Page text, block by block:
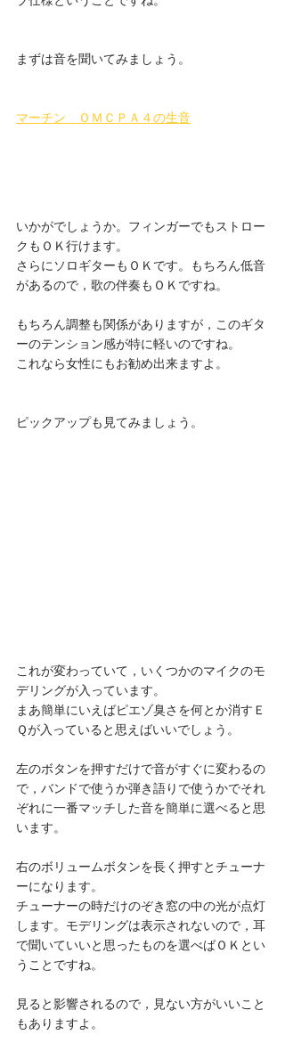
まずは音を聞いてみましょう。
マーチン　ＯＭＣＰＡ４の生音
いかがでしょうか。フィンガーでもストロー
クもＯＫ行けます。
さらにソロギターもＯＫです。もちろん低音
があるので，歌の伴奏もＯＫですね。
もちろん調整も関係がありますが，このギタ
ーのテンション感が特に軽いのですね。
これなら女性にもお勧め出来ますよ。
ピックアップも見てみましょう。
これが変わっていて，いくつかのマイクのモ
デリングが入っています。
まあ簡単にいえばピエゾ臭さを何とか消すＥ
Ｑが入っていると思えばいいでしょう。
左のボタンを押すだけで音がすぐに変わるの
で，バンドで使うか弾き語りで使うかでそれ
ぞれに一番マッチした音を簡単に選べると思
います。
右のボリュームボタンを長く押すとチューナ
ーになります。
チューナーの時だけのぞき窓の中の光が点灯
します。モデリングは表示されないので，耳
で聞いていいと思ったものを選べばＯＫとい
うことですね。
見ると影響されるので，見ない方がいいこと
もありますよ。